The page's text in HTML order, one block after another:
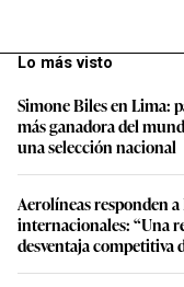
Lo más visto
Simone Biles en Lima:
más ganadora del
una selección nacional
Aerolíneas responden a
internacionales: “Una
desventaja competitiva